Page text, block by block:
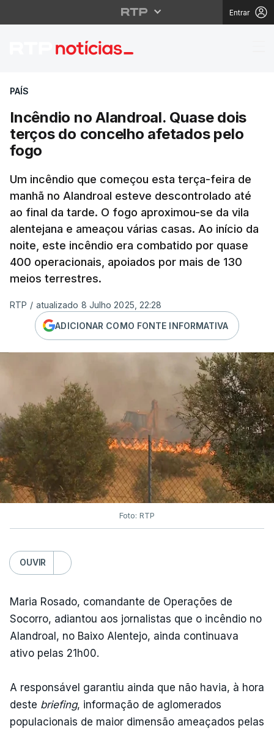
Entrar
Incêndio no
PAÍS
Incêndio no Alandroal. Quase dois
terços do concelho afetados pelo
fogo
Um incêndio que começou esta terça-feira de
manhã no Alandroal esteve descontrolado até
ao final da tarde. O fogo aproximou-se da vila
alentejana e ameaçou várias casas. Ao início da
noite, este incêndio era combatido por quase
400 operacionais, apoiados por mais de 130
meios terrestres.
RTP / atualizado 8 Julho 2025, 22:28
ADICIONAR COMO FONTE INFORMATIVA
Foto: RTP
OUVIR
Maria Rosado, comandante de Operações de
Socorro, adiantou aos jornalistas que o incêndio no
Alandroal, no Baixo Alentejo, ainda continuava
ativo pelas 21h00.
A responsável garantiu ainda que não havia, à hora
deste briefing, informação de aglomerados
populacionais de maior dimensão ameaçados pelas